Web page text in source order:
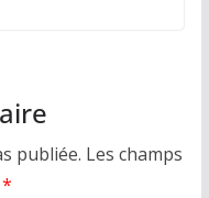
publiée. Les champs
*